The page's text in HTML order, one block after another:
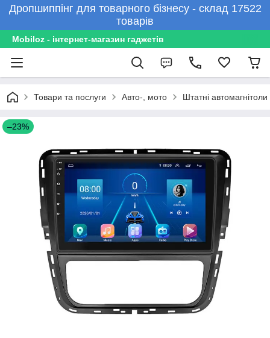
Дропшиппінг для товарного бізнесу - склад 17522
товарів
Mobiloz - інтернет-магазин гаджетів
Товари та послуги Авто-, мото Штатні автомагнітоли
–23%